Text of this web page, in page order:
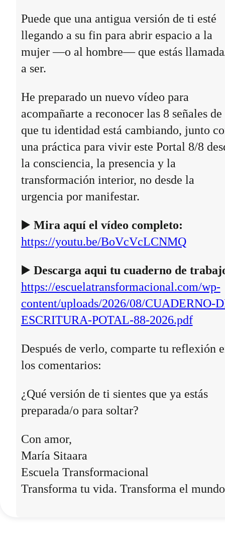
Puede que una antigua versión de ti esté
llegando a su fin para abrir espacio a la
mujer —o al hombre— que estás
a ser.
He preparado un nuevo vídeo para
acompañarte a reconocer las 8 señales de
que tu identidad está cambiando, junto
una práctica para vivir este Portal 8/8
la consciencia, la presencia y la
transformación interior, no desde la
urgencia por manifestar.
▶️ Mira aquí el vídeo completo:
https://youtu.be/BoVcVcLCNMQ
▶️ Descarga aqui tu cuaderno de
https://escuelatransformacional.com/wp-
content/uploads/2026/08/CUADERNO-
ESCRITURA-POTAL-88-2026.pdf
Después de verlo, comparte tu reflexión
los comentarios:
¿Qué versión de ti sientes que ya estás
preparada/o para soltar?
Con amor,
María Sitaara
Escuela Transformacional
Transforma tu vida. Transforma el